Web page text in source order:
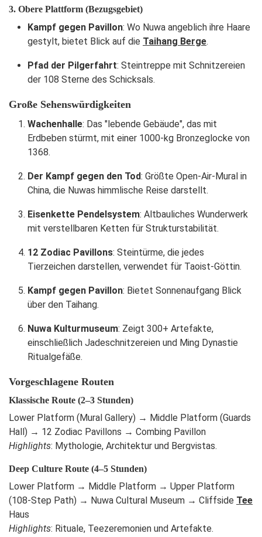
3. Obere Plattform (Bezugsgebiet)
Kampf gegen Pavillon: Wo Nuwa angeblich ihre Haare
gestylt, bietet Blick auf die Taihang Berge.
Pfad der Pilgerfahrt: Steintreppe mit Schnitzereien
der 108 Sterne des Schicksals.
Große Sehenswürdigkeiten
Wachenhalle: Das "lebende Gebäude", das mit
Erdbeben stürmt, mit einer 1000-kg Bronzeglocke von
1368.
Der Kampf gegen den Tod: Größte Open-Air-Mural in
China, die Nuwas himmlische Reise darstellt.
Eisenkette Pendelsystem: Altbauliches Wunderwerk
mit verstellbaren Ketten für Strukturstabilität.
12 Zodiac Pavillons: Steintürme, die jedes
Tierzeichen darstellen, verwendet für Taoist-Göttin.
Kampf gegen Pavillon: Bietet Sonnenaufgang Blick
über den Taihang.
Nuwa Kulturmuseum: Zeigt 300+ Artefakte,
einschließlich Jadeschnitzereien und Ming Dynastie
Ritualgefäße.
Vorgeschlagene Routen
Klassische Route (2–3 Stunden)
Lower Platform (Mural Gallery) → Middle Platform (Guards
Hall) → 12 Zodiac Pavillons → Combing Pavillon
Highlights: Mythologie, Architektur und Bergvistas.
Deep Culture Route (4–5 Stunden)
Lower Platform → Middle Platform → Upper Platform
(108-Step Path) → Nuwa Cultural Museum → Cliffside Tee
Haus
Highlights: Rituale, Teezeremonien und Artefakte.